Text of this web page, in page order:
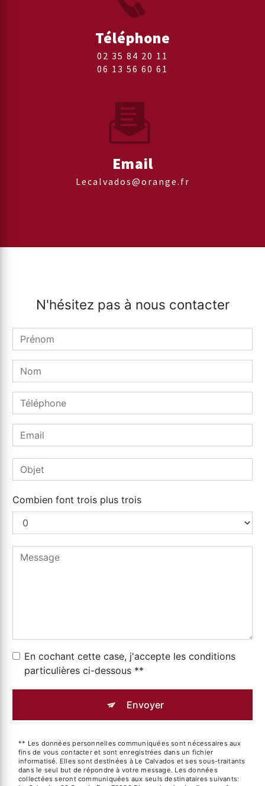
Téléphone
02 35 84 20 11
06 13 56 60 61
Email
lecalvados@orange.fr
N'hésitez pas à nous contacter
Combien font trois plus trois
En cochant cette case, j'accepte les conditions
particulières ci-dessous **
Envoyer
** Les données personnelles communiquées sont nécessaires aux
fins de vous contacter et sont enregistrées dans un fichier
informatisé. Elles sont destinées à Le Calvados et ses sous-traitants
dans le seul but de répondre à votre message. Les données
collectées seront communiquées aux seuls destinataires suivants: